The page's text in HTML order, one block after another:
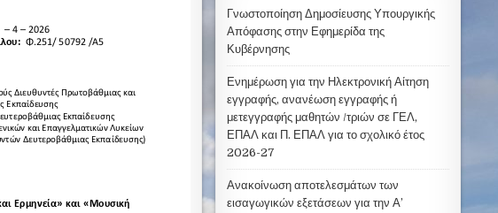
Γνωστοποίηση Δημοσίευσης Υπουργικής
Απόφασης στην Εφημερίδα της
Κυβέρνησης
Ενημέρωση για την Ηλεκτρονική Αίτηση
εγγραφής, ανανέωση εγγραφής ή
μετεγγραφής μαθητών /τριών σε ΓΕΛ,
ΕΠΑΛ και Π. ΕΠΑΛ για το σχολικό έτος
2026-27
Ανακοίνωση αποτελεσμάτων των
εισαγωγικών εξετάσεων για την Α’